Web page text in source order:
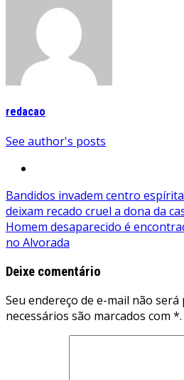
redacao
See author's posts
Navegação
de
Post
Bandidos invadem centro
deixam recado cruel a dona da
Homem desaparecido é
no Alvorada
Deixe comentário
Seu endereço de e-mail não será
necessários são marcados com *.